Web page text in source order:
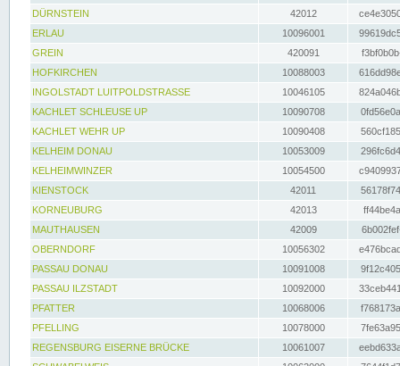
DÜRNSTEIN
42012
ERLAU
10096001
GREIN
420091
HOFKIRCHEN
10088003
INGOLSTADT LUITPOLDSTRASSE
10046105
KACHLET SCHLEUSE UP
10090708
KACHLET WEHR UP
10090408
KELHEIM DONAU
10053009
KELHEIMWINZER
10054500
KIENSTOCK
42011
KORNEUBURG
42013
MAUTHAUSEN
42009
OBERNDORF
10056302
PASSAU DONAU
10091008
PASSAU ILZSTADT
10092000
PFATTER
10068006
PFELLING
10078000
REGENSBURG EISERNE BRÜCKE
10061007